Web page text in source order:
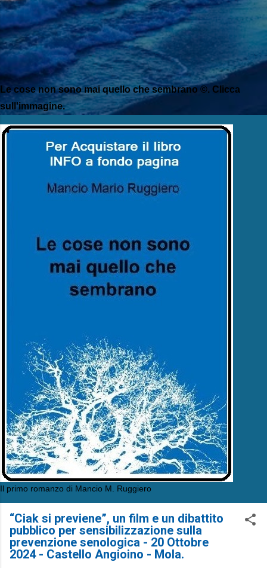
Le cose non sono mai quello che sembrano ©. Clicca
sull'immagine.
Il primo romanzo di Mancio M. Ruggiero
“Ciak si previene”, un film e un dibattito
pubblico per sensibilizzazione sulla
prevenzione senologica - 20 Ottobre
2024 - Castello Angioino - Mola.